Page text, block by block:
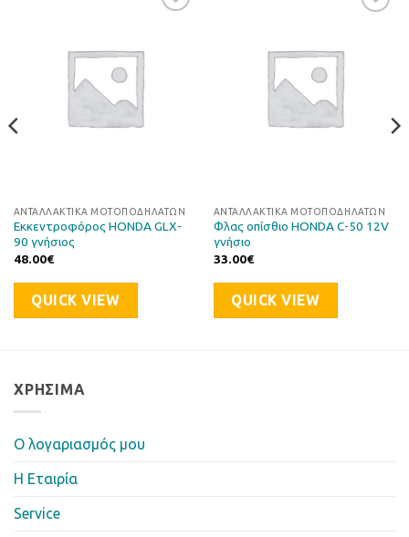
Επιθυμιών
ΑΝΤΑΛΛΑΚΤΙΚΆ ΜΟΤΟΠΟΔΗΛΆΤΩΝ
Eκκεντροφόρος HONDA GLX-
90 γνήσιος
48.00€
QUICK VIEW
Επιθυμιών
ΑΝΤΑΛΛΑΚΤΙΚΆ ΜΟΤΟΠΟΔΗΛΆΤΩΝ
Φλας οπίσθιο HONDA C-50 12V
γνήσιο
33.00€
QUICK VIEW
ΧΡΉΣΙΜΑ
Ο λογαριασμός μου
Η Eταιρία
Service